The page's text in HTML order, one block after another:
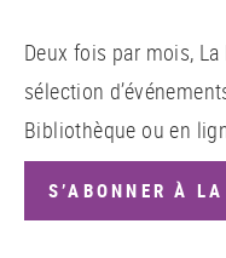
Deux fois par mois,
sélection
Bibliothèque ou en
S’ABONNER À